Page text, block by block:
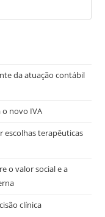
da atuação contábil
novo IVA
escolhas terapêuticas
o valor social e a
clínica